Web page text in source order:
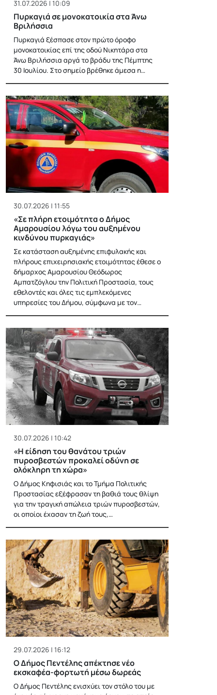
31.07.2026 | 10:09
Πυρκαγιά σε μονοκατοικία στα Άνω
Βριλήσσια
Πυρκαγιά ξέσπασε στον πρώτο όροφο
μονοκατοικίας επί της οδού Νικητάρα στα
Άνω Βριλήσσια αργά το βράδυ της Πέμπτης
30 Ιουλίου. Στο σημείο βρέθηκε άμεσα η…
30.07.2026 | 11:55
«Σε πλήρη ετοιμότητα ο Δήμος
Αμαρουσίου λόγω του αυξημένου
κινδύνου πυρκαγιάς»
Σε κατάσταση αυξημένης επιφυλακής και
πλήρους επιχειρησιακής ετοιμότητας έθεσε ο
δήμαρχος Αμαρουσίου Θεόδωρος
Αμπατζόγλου την Πολιτική Προστασία, τους
εθελοντές και όλες τις εμπλεκόμενες
υπηρεσίες του Δήμου, σύμφωνα με τον…
30.07.2026 | 10:42
«Η είδηση του θανάτου τριών
πυροσβεστών προκαλεί οδύνη σε
ολόκληρη τη χώρα»
Ο Δήμος Κηφισιάς και το Τμήμα Πολιτικής
Προστασίας εξέφρασαν τη βαθιά τους θλίψη
για την τραγική απώλεια τριών πυροσβεστών,
οι οποίοι έχασαν τη ζωή τους,…
29.07.2026 | 16:12
Ο Δήμος Πεντέλης απέκτησε νέο
εκσκαφέα-φορτωτή μέσω δωρεάς
Ο Δήμος Πεντέλης ενισχύει τον στόλο του με